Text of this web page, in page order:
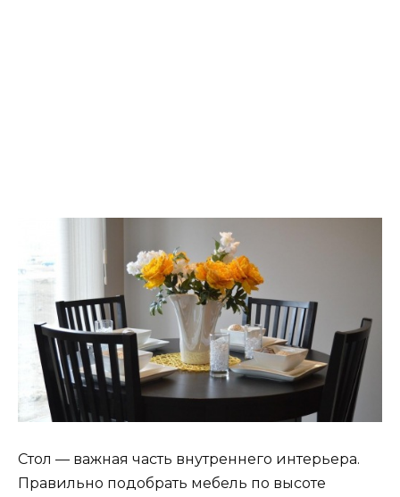
Стол — важная часть внутреннего интерьера.
Правильно подобрать мебель по высоте